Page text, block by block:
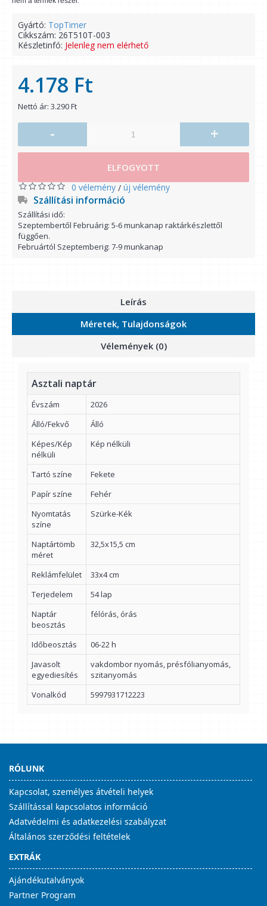
Gyártó: TopTimer
Cikkszám: 26T510T-003
Készletinfó: Jelenleg nem elérhető
4.178 Ft
Nettó ár: 3.290 Ft
- +
ELFOGYOTT
0 vélemény / új vélemény
Szállítási információ
Szállítási idő:
Szeptembertől Februárig: 5-6 munkanap raktárkészlettől
függően.
Februártól Szeptemberig: 7-9 munkanap
Leírás
Méretek, Tulajdonságok
Vélemények (0)
Asztali naptár
Évszám
2026
Álló/Fekvő
Álló
Képes/Kép
nélküli
Kép nélküli
Tartó színe
Fekete
Papír színe
Fehér
Nyomtatás
színe
Szürke-Kék
Naptártömb
méret
32,5x15,5 cm
Reklámfelület
33x4 cm
Terjedelem
54 lap
Naptár
beosztás
félórás, órás
Időbeosztás
06-22 h
Javasolt
egyediesítés
vakdombor nyomás, présfólianyomás,
szitanyomás
Vonalkód
5997931712223
RÓLUNK
Kapcsolat, személyes átvételi helyek
Szállítással kapcsolatos információ
Adatvédelmi és adatkezelési szabályzat
Általános szerződési feltételek
EXTRÁK
Ajándékutalványok
Partner Program